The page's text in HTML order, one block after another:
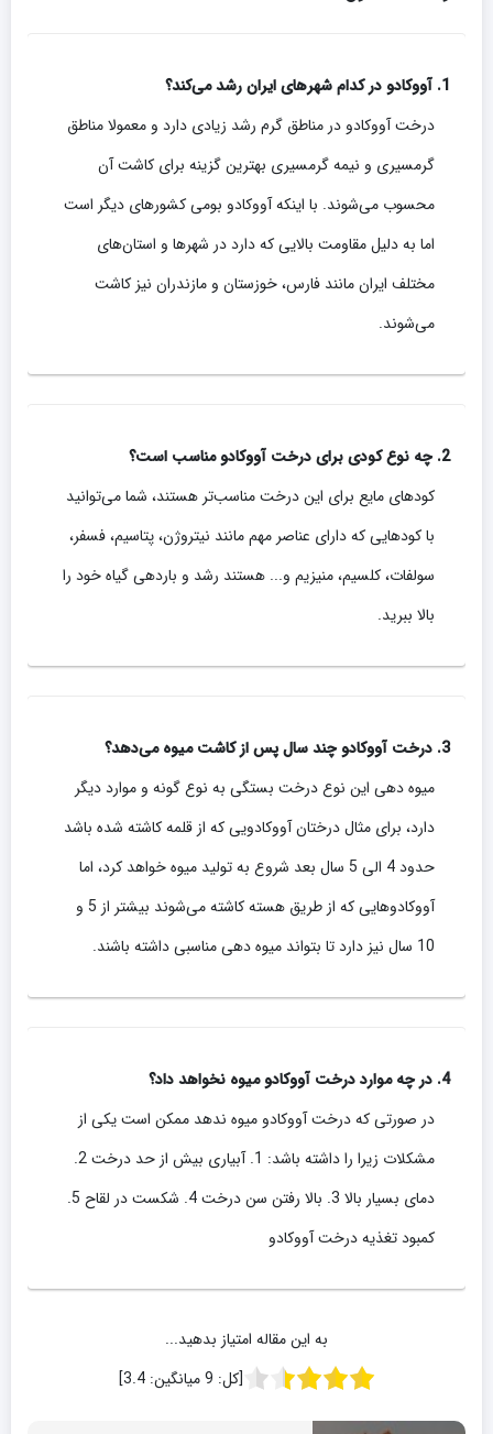
1. آووکادو در کدام شهرهای ایران رشد می‌کند؟
درخت آووکادو در مناطق گرم رشد زیادی دارد و معمولا مناطق
گرمسیری و نیمه گرمسیری بهترین گزینه برای کاشت آن
محسوب می‌شوند. با اینکه آووکادو بومی کشورهای دیگر است
اما به دلیل مقاومت بالایی که دارد در شهرها و استان‌های
مختلف ایران مانند فارس، خوزستان و مازندران نیز کاشت
می‌شوند.
2. چه نوع کودی برای درخت آووکادو مناسب است؟
کودهای مایع برای این درخت مناسب‌تر هستند، شما می‌توانید
با کودهایی که دارای عناصر مهم مانند نیتروژن، پتاسیم، فسفر،
سولفات، کلسیم، منیزیم و... هستند رشد و باردهی گیاه خود را
بالا ببرید.
3. درخت آووکادو چند سال پس از کاشت میوه می‌دهد؟
میوه دهی این نوع درخت بستگی به نوع گونه و موارد دیگر
دارد، برای مثال درختان آووکادویی که از قلمه کاشته شده باشد
حدود 4 الی 5 سال بعد شروع به تولید میوه خواهد کرد، اما
آووکادوهایی که از طریق هسته کاشته می‌شوند بیشتر از 5 و
10 سال نیز دارد تا بتواند میوه دهی مناسبی داشته باشند.
4. در چه موارد درخت آووکادو میوه نخواهد داد؟
در صورتی که درخت آووکادو میوه ندهد ممکن است یکی از
مشکلات زیرا را داشته باشد: 1. آبیاری بیش از حد درخت 2.
دمای بسیار بالا 3. بالا رفتن سن درخت 4. شکست در لقاح 5.
کمبود تغذیه درخت آووکادو
به این مقاله امتیاز بدهید...
[کل: 9میانگین:3.4
]